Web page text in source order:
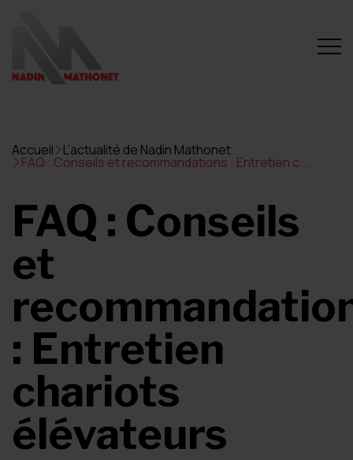
Accueil L’actualité de Nadin Mathonet
FAQ : Conseils et recommandations : Entretien c...
FAQ : Conseils
et
: Entretien
chariots
élévateurs